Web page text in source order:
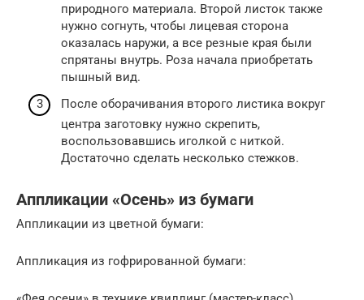
природного материала. Второй листок также
нужно согнуть, чтобы лицевая сторона
оказалась наружи, а все резные края были
спрятаны внутрь. Роза начала приобретать
пышный вид.
После оборачивания второго листика вокруг
центра заготовку нужно скрепить,
воспользовавшись иголкой с ниткой.
Достаточно сделать несколько стежков.
Аппликации «Осень» из бумаги
Аппликации из цветной бумаги:
Аппликация из гофрированной бумаги: